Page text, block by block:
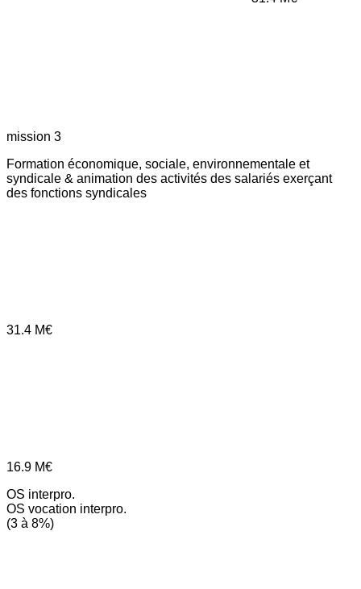
mission 3
Formation économique, sociale, environnementale et
syndicale & animation des activités des salariés exerçant
des fonctions syndicales
31.4 M€
16.9 M€
OS interpro.
OS vocation interpro.
(3 à 8%)